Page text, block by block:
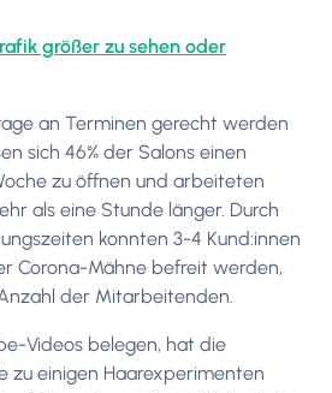
größer zu sehen oder
an Terminen gerecht werden
sich 46% der Salons einen
zu öffnen und arbeiteten
als eine Stunde länger. Durch
konnten 3-4 Kund:innen
Corona-Mähne befreit werden,
der Mitarbeitenden.
Videos belegen, hat die
zu einigen Haarexperimenten